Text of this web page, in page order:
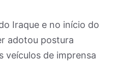
Iraque e no início do
adotou postura
veículos de imprensa